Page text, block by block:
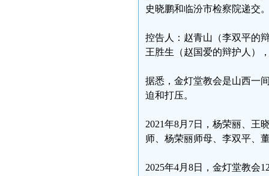
史晓鹏和临汾市检察院递交
控告人：赵青山（李双平的
王胜生（赵国爱的辩护人）
据悉，金灯堂教会是山西一
迫和打压。
2021年8月7日，杨荣丽、王
师、杨荣丽师母、李双平、
2025年4月8日，金灯堂教会